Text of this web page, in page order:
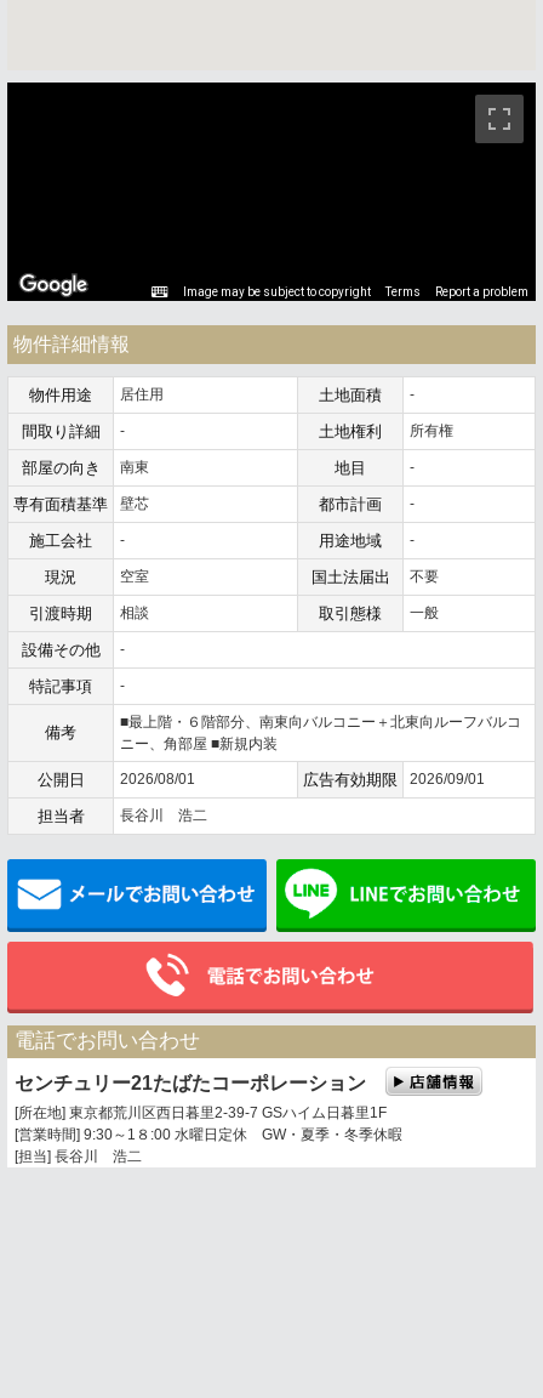
Image may be subject to copyright Terms Report a problem
物件詳細情報
物件用途 居住用 土地面積 -
間取り詳細 - 土地権利 所有権
部屋の向き 南東 地目 -
専有面積基準 壁芯 都市計画 -
施工会社 - 用途地域 -
現況 空室 国土法届出 不要
引渡時期 相談 取引態様 一般
設備その他 -
特記事項 -
備考
■最上階・６階部分、南東向バルコニー＋北東向ルーフバルコ
ニー、角部屋 ■新規内装
公開日 2026/08/01 広告有効期限 2026/09/01
担当者 長谷川 浩二
メールでお問い合わせ
電話でお問い合わせ
センチュリー21たばたコーポレーション
[所在地] 東京都荒川区西日暮里2-39-7 GSハイム日暮里1F
[営業時間] 9:30～1８:00 水曜日定休 GW・夏季・冬季休暇
[担当] 長谷川 浩二